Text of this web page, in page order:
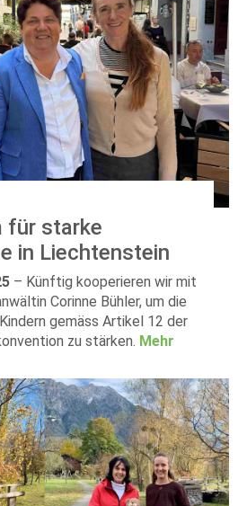
für starke
in Liechtenstein
– Künftig kooperieren wir mit
Corinne Bühler, um die
gemäss Artikel 12 der
zu stärken. Mehr